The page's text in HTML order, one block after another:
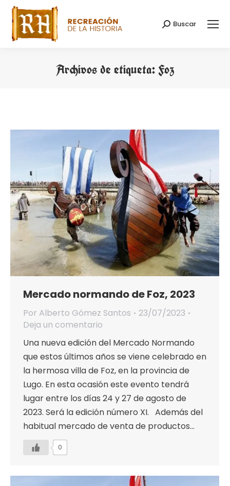
Buscar:
Buscar
Archivos de etiqueta:Foz
Mercado normando de Foz, 2023
Por Alberto Gómez Santos
23/07/2023
Deja un comentario
Una nueva edición del Mercado Normando
que estos últimos años se viene celebrado en
la hermosa villa de Foz, en la provincia de
Lugo. En esta ocasión este evento tendrá
lugar entre los días 24 y 27 de agosto de
2023. Será la edición número XI. Además del
habitual mercado de venta de productos…
0